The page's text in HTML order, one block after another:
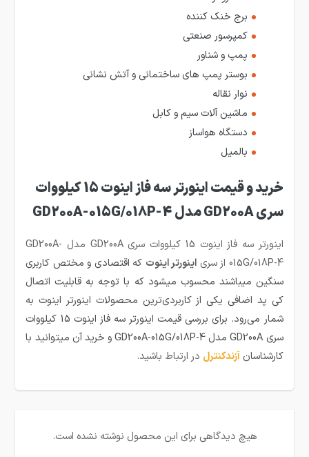
برج خنک کننده
کمپرسور صنعتی
پمپ و شناور
بوستر پمپ های ساختمانی و آتش نشانی
نوار نقاله
ماشین آلات سیم و کابل
دستگاه هواساز
بالمیل
خرید و قیمت اینورتر سه فاز اینوت 15 کیلووات
سری GD200A مدل GD200A-015G/018P-4
اینورتر سه فاز اینوت 15 کیلووات سری GD200A مدل GD200A-
015G/018P-4 از سری
اینورتر اینوت که اقتصادی و مختص کاربری
سنگین میباشند محسوب میشود که با توجه به قابلیت اتصال
کی پد اضافی یکی از کاربردی‌ترین محصولات اینورتر اینوت به
شمار می‌رود. برای بررسی قیمت اینورتر سه فاز اینوت 15 کیلووات
سری GD200A مدل GD200A-015G/018P-4 و خرید آن میتوانید
با
کارشناسان آزندکنترل در ارتباط باشید.
هیچ دیدگاهی برای این محصول نوشته نشده است.